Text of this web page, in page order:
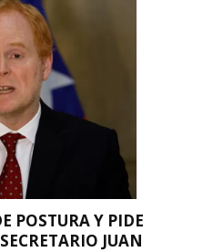
POSTURA Y PIDE
JUAN